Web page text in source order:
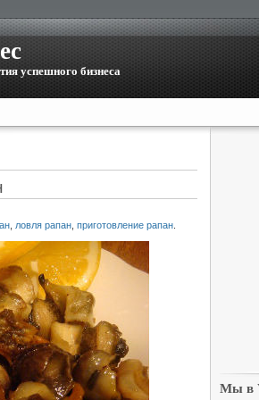
успешного бизнеса
ловля рапан приготовление рапан
Мы в